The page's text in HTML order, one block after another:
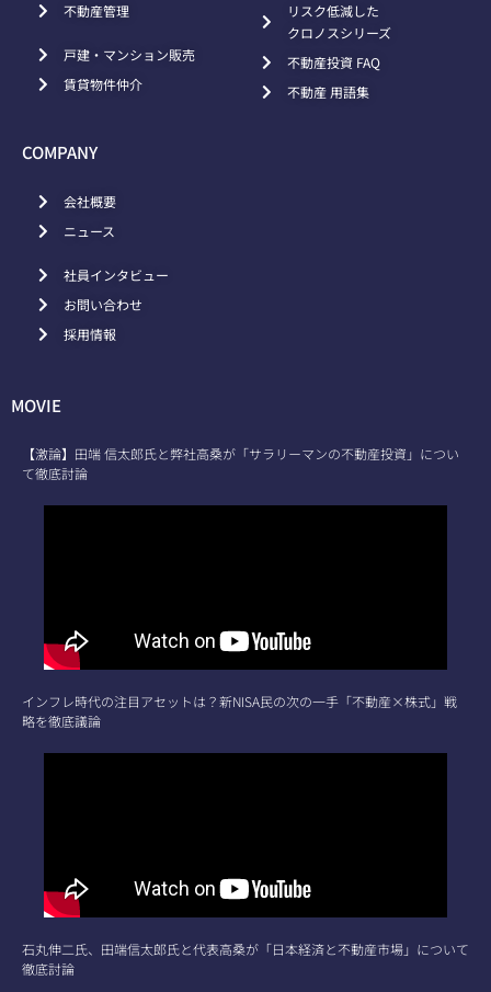
不動産管理
戸建・マンション販売
賃貸物件仲介
リスク低減した
クロノスシリーズ
不動産投資 FAQ
不動産 用語集
COMPANY
会社概要
ニュース
社員インタビュー
お問い合わせ
採用情報
MOVIE
【激論】田端 信太郎氏と弊社高桑が「サラリーマンの不動産投資」につい
て徹底討論
インフレ時代の注目アセットは？新NISA民の次の一手「不動産×株式」戦
略を徹底議論
石丸伸二氏、田端信太郎氏と代表高桑が「日本経済と不動産市場」について
徹底討論